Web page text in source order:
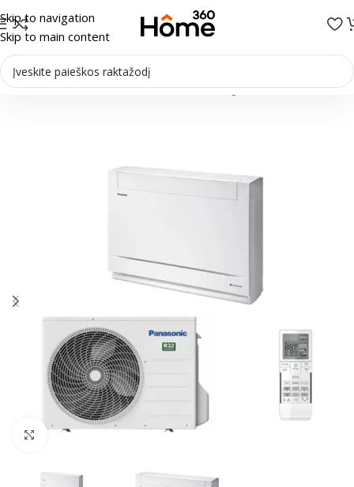
Skip to navigation
Skip to main content
siurbliai/Šilumos siurbliai Oras-oras/Palubiniai-grindiniai šilumos siurbliai
Paspauskite čia, kad padidinti